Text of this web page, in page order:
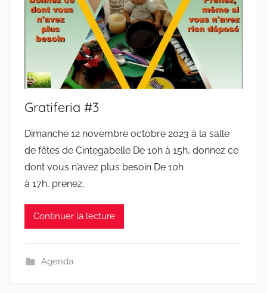
Gratiferia #3
Dimanche 12 novembre octobre 2023 à la salle
de fêtes de Cintegabelle De 10h à 15h, donnez ce
dont vous n’avez plus besoin De 10h
à 17h, prenez,
Continuer la lecture
Agenda